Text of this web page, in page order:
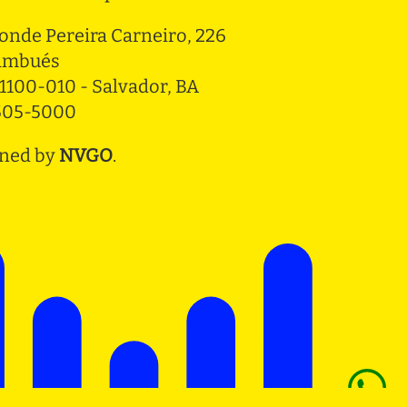
Pereira Carneiro, 226
010 - Salvador, BA
5000
by NVGO.